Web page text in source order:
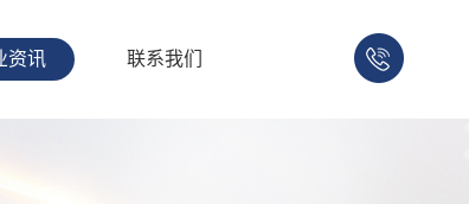
资讯 联系我们